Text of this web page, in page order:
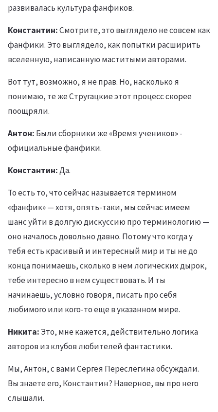
развивалась культура фанфиков.
Константин:Смотрите, это выглядело не совсем как
фанфики. Это выглядело, как попытки расширить
вселенную, написанную маститыми авторами.
Вот тут, возможно, я не прав. Но, насколько я
понимаю, те же Стругацкие этот процесс скорее
поощряли.
Антон: Были сборники же «Время учеников» -
официальные фанфики.
Константин:Да.
То есть то, что сейчас называется термином
«фанфик» — хотя, опять-таки, мы сейчас имеем
шанс уйти в долгую дискуссию про терминологию —
оно началось довольно давно. Потому что когда у
тебя есть красивый и интересный мир и ты не до
конца понимаешь, сколько в нем логических дырок,
тебе интересно в нем существовать. И ты
начинаешь, условно говоря, писать про себя
любимого или кого-то еще в указанном мире.
Никита: Это, мне кажется, действительно логика
авторов из клубов любителей фантастики.
Мы, Антон, с вами Сергея Переслегина обсуждали.
Вы знаете его, Константин? Наверное, вы про него
слышали.